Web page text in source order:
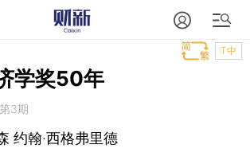
T中
学奖50年
3期
约翰·西格弗里德